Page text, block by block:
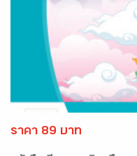
ราคา 89 บาท